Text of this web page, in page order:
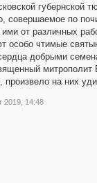
губернской
совершаемое по
от различных
особо чтимые
добрыми
на них
2019, 14:48